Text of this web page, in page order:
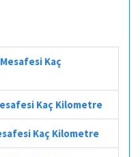
Kaç
Kaç Kilometre
Kaç Kilometre